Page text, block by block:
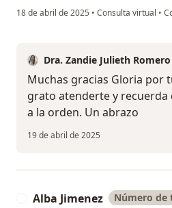
18 de abril de 2025 • Consulta virtual •
Dra. Zandie Julieth
Muchas gracias Gloria por
grato atenderte y recuerda
a la orden. Un abrazo
19 de abril de 2025
Alba Jimenez Número de